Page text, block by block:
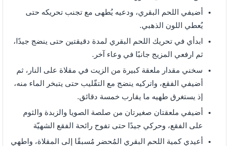
أضيفي اللحم البقري، ودعيه يُطهى مع تجنب تحريكه حتى
يُعطي اللون الذهبي.
ابدأي في تحريك اللحم البقري لمدة دقيقتين حتى ينضج جيدًا،
ثم ارفعي المزيج جانبًا في وعاء آخر.
سخني مقدار ملعقة كبيرة من الزيت في مقلاة على النار، ثم
أضيفي الفقع، واتركيه ينضج مع التقّليب حتى يتبخر الماء منه،
إذ يستغرق طهيه ما يقارب خمسة دقائق.
أضيفي ملعقتان صغيرتان من صلصة الصويا والزبدة والثوم
على الفقع، وحركي جيدًا حتى تفوح رائحة الفقع الشهيّة
أعيدي كمية اللحم البقري المُحضر مُسبقًا إلى المقلاة، واطهي